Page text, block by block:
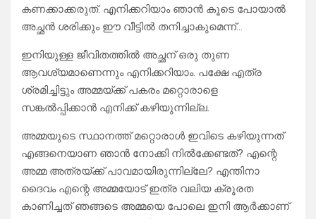
കണക്കാക്കരുത്. എനിക്കറിയാം ഞാൻ കൂടെ പോയാൽ
അച്ഛൻ ശരിക്കും ഈ വീട്ടിൽ തനിച്ചാകുമെന്ന്…
ഇനിയുള്ള ജീവിതത്തിൽ അച്ഛന് ഒരു തുണ
ആവശ്യമാണെന്നും എനിക്കറിയാം. പക്ഷേ എത്ര
ശ്രമിച്ചിട്ടും അമ്മയ്ക്ക് പകരം മറ്റൊരാളെ
സങ്കൽപ്പിക്കാൻ എനിക്ക് കഴിയുന്നില്ല.
അമ്മയുടെ സ്ഥാനത്ത് മറ്റൊരാൾ ഇവിടെ കഴിയുന്നത്
എങ്ങനെയാണ ഞാൻ നോക്കി നിൽക്കേണ്ടത്? എന്റെ
അമ്മ അത്രയ്ക്ക് പാവമായിരുന്നില്ലേ? എന്തിനാ
ദൈവം എന്റെ അമ്മയോട് ഇത്ര വലിയ ക്രൂരത
കാണിച്ചത് ഞങ്ങടെ അമ്മയെ പോലെ ഇനി ആർക്കാണ്